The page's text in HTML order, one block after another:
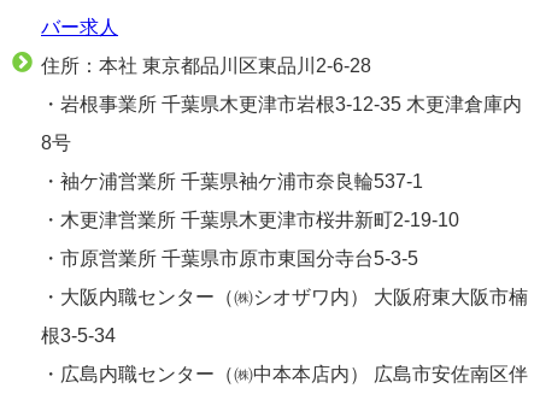
バー求人
住所：本社 東京都品川区東品川2-6-28
・岩根事業所 千葉県木更津市岩根3-12-35 木更津倉庫内
8号
・袖ケ浦営業所 千葉県袖ケ浦市奈良輪537-1
・木更津営業所 千葉県木更津市桜井新町2-19-10
・市原営業所 千葉県市原市東国分寺台5-3-5
・大阪内職センター（㈱シオザワ内） 大阪府東大阪市楠
根3-5-34
・広島内職センター（㈱中本本店内） 広島市安佐南区伴